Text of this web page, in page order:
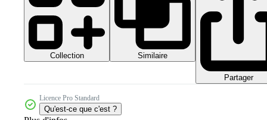
Collection Similaire
Partager
Licence Pro Standard
Qu'est-ce que c'est ?